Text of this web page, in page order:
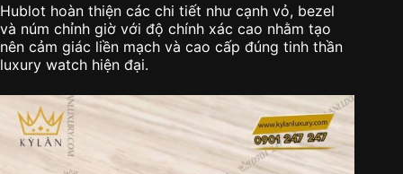
Hublot hoàn thiện các chi tiết như cạnh vỏ, bezel
và núm chỉnh giờ với độ chính xác cao nhằm tạo
nên cảm giác liền mạch và cao cấp đúng tinh thần
luxury watch hiện đại.